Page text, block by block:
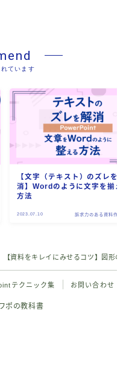
ています
【文字（テキスト）のズレを解
消】Wordのように文字を揃え
方法
2023.07.10 訴求力のある資料作成
【資料をキレイにみせるコツ】図形
テクニック集 お問い合わせ
ポの教科書